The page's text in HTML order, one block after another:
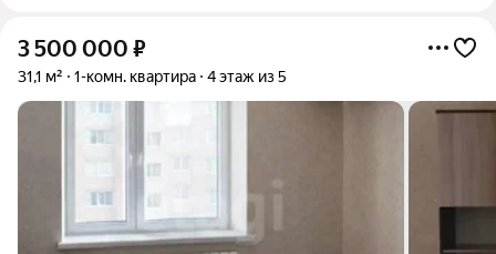
3 500 000 ₽
31,1 м² 1-комн. квартира 4 этаж из 5